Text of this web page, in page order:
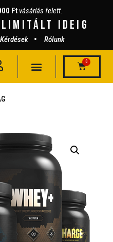
Ft vásárlás felett.
lIMITÁLT IDEIG
Rólunk
0